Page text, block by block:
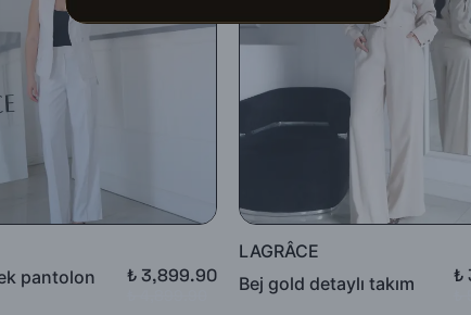
gönderilecektir.
kontrolünden sonra, 7 ile 10 iş günü arasında ürün
talep edebilirsiniz.
pantolon
₺ 3,899.90
LAGRÂCE
Bej gold detaylı takım
₺